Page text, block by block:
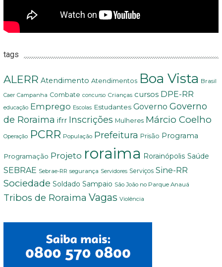
tags
ALERR Atendimento Atendimentos Boa Vista Brasil
Caer Campanha Combate concurso Crianças cursos DPE-RR
educação Emprego Escolas Estudantes Governo Governo
de Roraima ifrr Inscrições Mulheres Márcio Coelho
Operação PCRR População Prefeitura Prisão Programa
Programação Projeto roraima Rorainópolis Saúde
SEBRAE Sebrae-RR segurança Servidores Serviços Sine-RR
Sociedade Soldado Sampaio São João no Parque Anauá
Tribos de Roraima Vagas Violência